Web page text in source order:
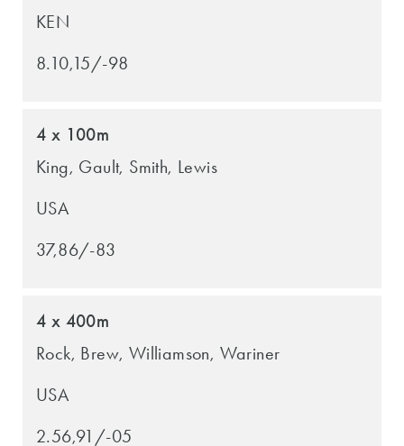
KEN
8.10,15/-98
4 x 100m
King, Gault, Smith, Lewis
USA
37,86/-83
4 x 400m
Rock, Brew, Williamson, Wariner
USA
2.56,91/-05